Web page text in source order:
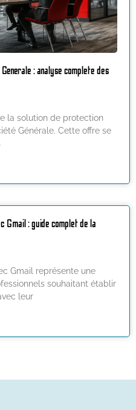
: analyse complete des
la solution de protection
Générale. Cette offre se
Gmail : guide complet de la
Gmail représente une
souhaitant établir
leur